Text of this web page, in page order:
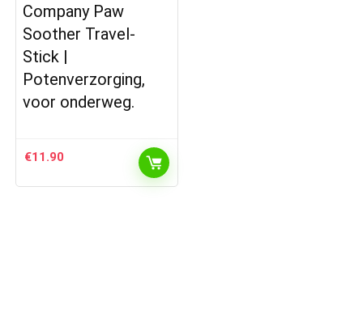
Company Paw
Soother Travel-
Stick |
Potenverzorging,
voor onderweg.
€11.90